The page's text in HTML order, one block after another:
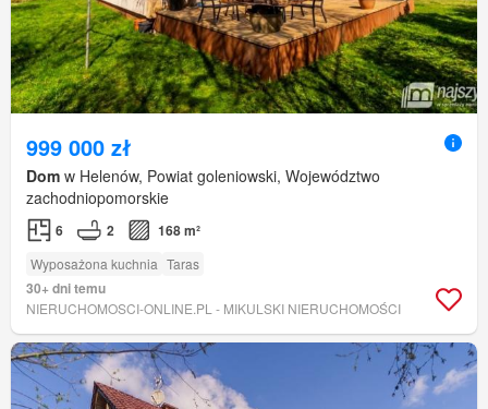
999 000 zł
Dom w Helenów, Powiat goleniowski, Województwo
zachodniopomorskie
6 2 168 m²
Wyposażona kuchnia Taras
30+ dni temu
NIERUCHOMOSCI-ONLINE.PL - MIKULSKI NIERUCHOMOŚCI